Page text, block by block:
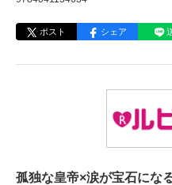
ポスト シェア
孤独な皇帝×涙が宝石にな